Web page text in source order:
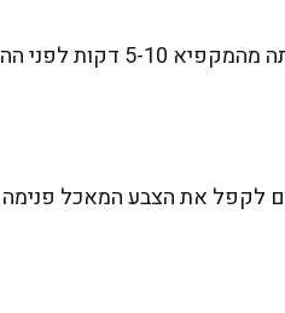
אם הגלידה התקשתה מדי לאחר
לקפל את הצבע המאכל